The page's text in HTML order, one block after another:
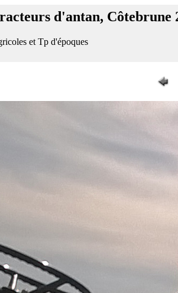
d'antan, Côtebrune
et Tp d'époques